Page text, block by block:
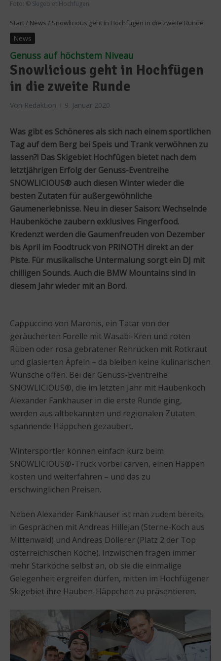
Foto: © Skigebiet Hochfügen
Start / News / Snowlicious geht in Hochfügen in die zweite Runde
News
Genuss auf höchstem Niveau
Snowlicious geht in Hochfügen
in die zweite Runde
Von Redaktion 9. Januar 2020
Was gibt es Schöneres als sich nach einem sportlichen
Tag auf dem Berg bei Speis und Trank verwöhnen zu
lassen?! Das Skigebiet Hochfügen bietet nach dem
letztjährigen Erfolg der Genuss-Eventreihe
SNOWLICIOUS® auch diesen Winter wieder die
besten Zutaten für außergewöhnliche
Gaumenerlebnisse. Neu in dieser Saison: Wechselnde
Haubenköche zaubern exklusives Fingerfood.
Kredenzt werden die Gaumenfreuden von Dezember
bis April im Foodtruck von PRINOTH direkt an der
Piste. Für musikalische Untermalung sorgt ein DJ mit
chilligen Sounds. Auch die BMW Mountains sind in
diesem Jahr wieder mit an Bord.
Cappuccino von Maronis, ein Tatar von der
geräucherten Forelle mit Wasabi-Kren und roten
Rüben oder rosa gebratener Rehrücken mit Rotkraut
und glasierten Äpfeln – da bleiben keine kulinarischen
Wünsche offen. Bei der Genuss-Eventreihe
SNOWLICIOUS®, die im letzten Jahr mit Haubenkoch
Alexander Fankhauser in die erste Runde ging,
werden aus altbekannten und regionalen Zutaten
spannende Häppchen gezaubert.
Wintersportler können einfach kurz beim
SNOWLICIOUS®-Truck vorbei carven, einen Happen
kosten und weiterfahren – und das zu
erschwinglichen Preisen.
Neben Alexander Fankhauser ist man zudem bereits
in Gesprächen mit Andreas Hillejan (Sterne-Koch aus
Mittenwald) und Andreas Döllerer (Platz 2 der Top
österreichischen Köche). Inzwischen fragen immer
mehr Starköche selbst an, ob sie die einmalige
Gelegenheit ergreifen dürfen, mitten im Hochfügener
Skigebiet ihre Hauben-Häppchen zu präsentieren.